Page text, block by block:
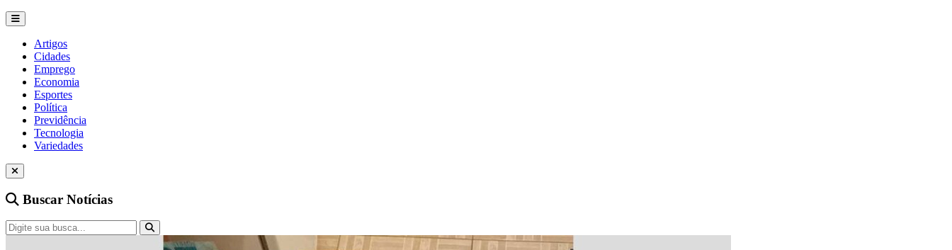
Artigos
Cidades
Emprego
Economia
Esportes
Política
Previdência
Tecnologia
Variedades
Buscar Notícias